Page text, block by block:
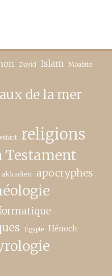
David Islam Moabite
de la mer
religions
Testament
akkadien apocryphes
Égypte Hénoch